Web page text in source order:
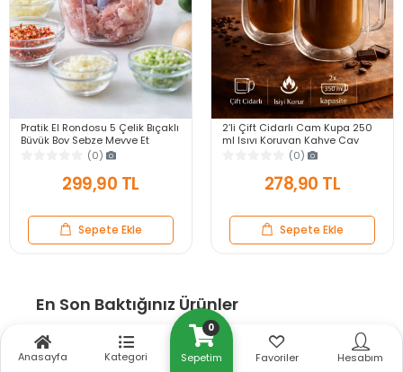
Pratik El Rondosu 5 Çelik Bıçaklı
Büyük Boy Sebze Meyve Et
Soğan Doğrayıcı Blender Rende
(0)
299,90 TL
Sepete Ekle
2’li Çift Cidarlı Cam Kupa 250
ml Isıyı Koruyan Kahve Çay
Fincanı Kulplu Espresso Cam
(0)
278,90 TL
Sepete Ekle
En Son Baktığınız Ürünler
0
Sepetim
Anasayfa Kategori Favoriler Hesabım